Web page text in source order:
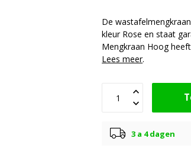
De
kleur Rose en staat
Mengkraan Hoog
Lees meer.
3 a 4 dagen